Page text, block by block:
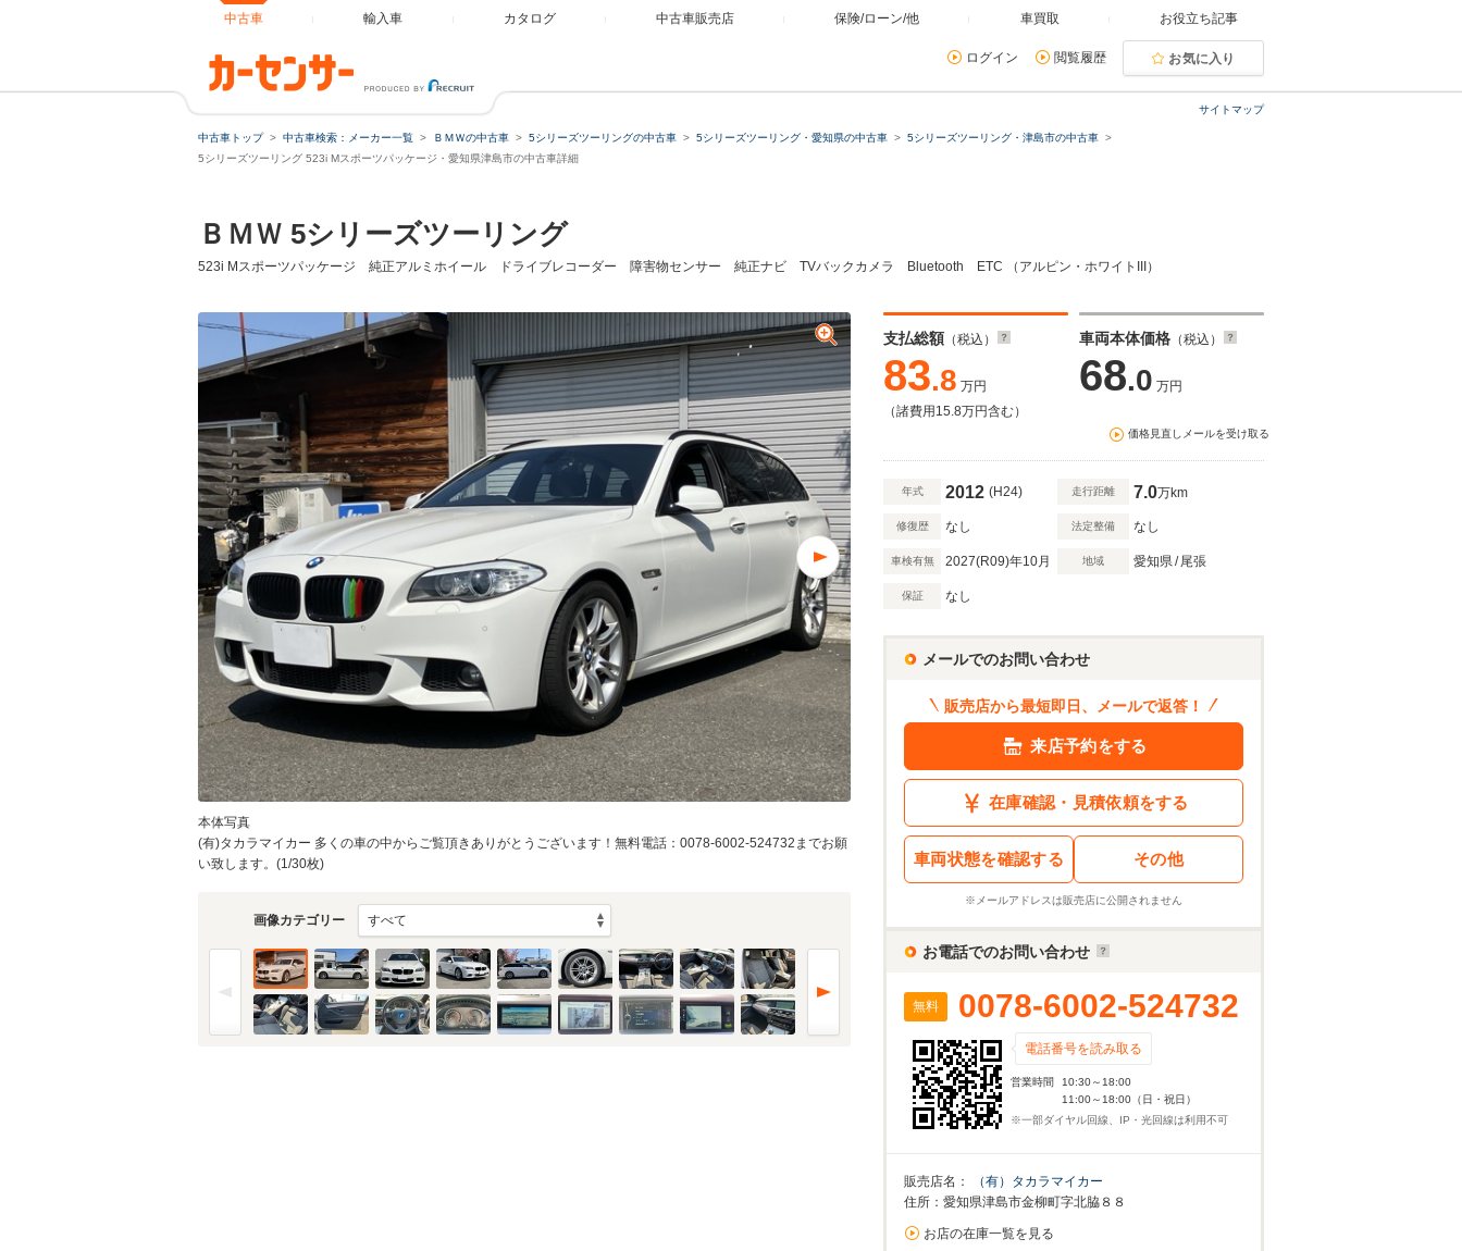
中古車 輸入車 カタログ 中古車販売店 保険/ローン/他 車買取 お役立ち記事
ログイン 閲覧履歴 お気に入り
サイトマップ
中古車トップ 中古車検索：メーカー一覧 ＢＭＷの中古車 5シリーズツーリングの中古車 5シリーズツーリング・愛知県の中古車
5シリーズツーリング・津島市の中古車
5シリーズツーリング 523i Mスポーツパッケージ・愛知県津島市の中古車詳細
ＢＭＷ 5シリーズツーリング
523i Mスポーツパッケージ 純正アルミホイール ドライブレコーダー 障害物センサー 純正ナビ TVバックカメラ Bluetooth ETC （アルピン・ホワイトIII）
本体写真
(有)タカラマイカー 多くの車の中からご覧頂きありがとうございます！無料電話：0078-6002-524732までお願
い致します。(1/30枚)
画像カテゴリー
支払総額 （税込）
83.8 万円
（諸費用15.8万円含む）
車両本体価格 （税込）
68.0 万円
価格見直しメールを受け取る
年式 2012 (H24) 走行距離 7.0万km
修復歴 なし 法定整備 なし
車検有無 2027(R09)年10月 地域 愛知県/ 尾張
保証 なし
メールでのお問い合わせ
販売店から最短即日、メールで返答！
来店予約をする
在庫確認・見積依頼をする
車両状態を確認する その他
※メールアドレスは販売店に公開されません
お電話でのお問い合わせ
無料 0078-6002-524732
電話番号を読み取る
営業時間
10:30～18:00
11:00～18:00（日・祝日）
※一部ダイヤル回線、IP・光回線は利用不可
販売店名：
（有）タカラマイカー
住所：愛知県津島市金柳町字北脇８８
お店の在庫一覧を見る